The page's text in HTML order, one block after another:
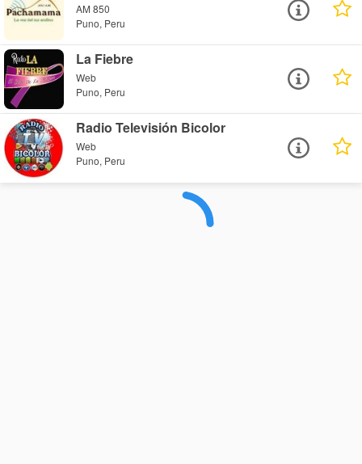
AM 850
Puno, Peru
La Fiebre
Web
Puno, Peru
Radio Televisión Bicolor
Web
Puno, Peru